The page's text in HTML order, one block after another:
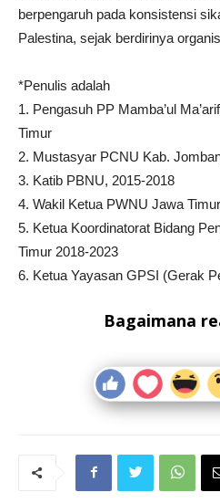
berpengaruh pada konsistensi
Palestina, sejak berdirinya
*Penulis adalah
1. Pengasuh PP Mamba’ul
Timur
2. Mustasyar PCNU Kab.
3. Katib PBNU, 2015-2018
4. Wakil Ketua PWNU Jawa
5. Ketua Koordinatorat Bidang
Timur 2018-2023
6. Ketua Yayasan GPSI (Gerak
Bagaimana